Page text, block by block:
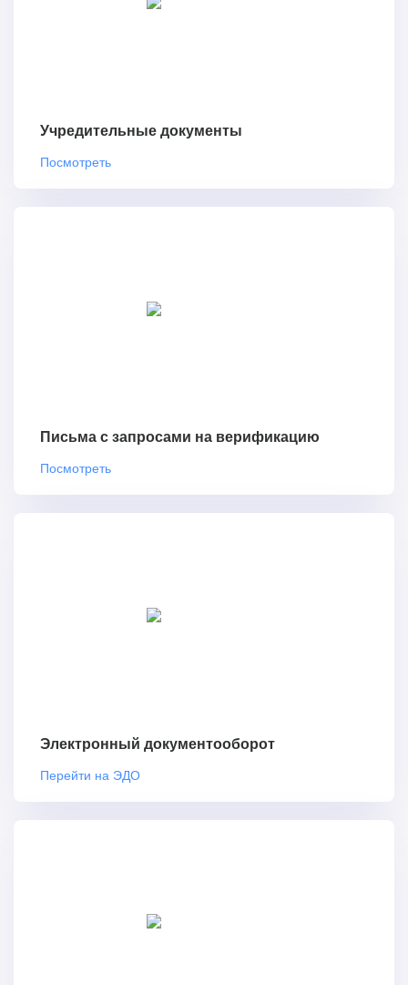
Учредительные документы
Посмотреть
Письма с запросами на верификацию
Посмотреть
Электронный документооборот
Перейти на ЭДО